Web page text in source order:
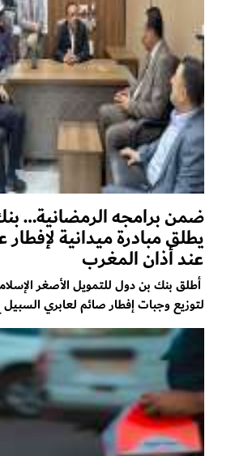
ضمن برامجه الرمضانية…
يطلق مبادرة ميدانية
عند أذان المغرب
أطلق بنك بن دول للتمويل الأصغر
لتوزيع وجبات إفطار صائم لعابري